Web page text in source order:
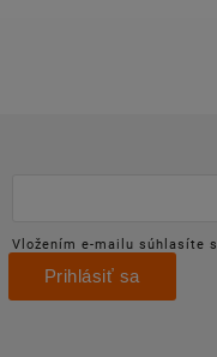
Vložením e-mailu súhlasíte s
Prihlásiť sa